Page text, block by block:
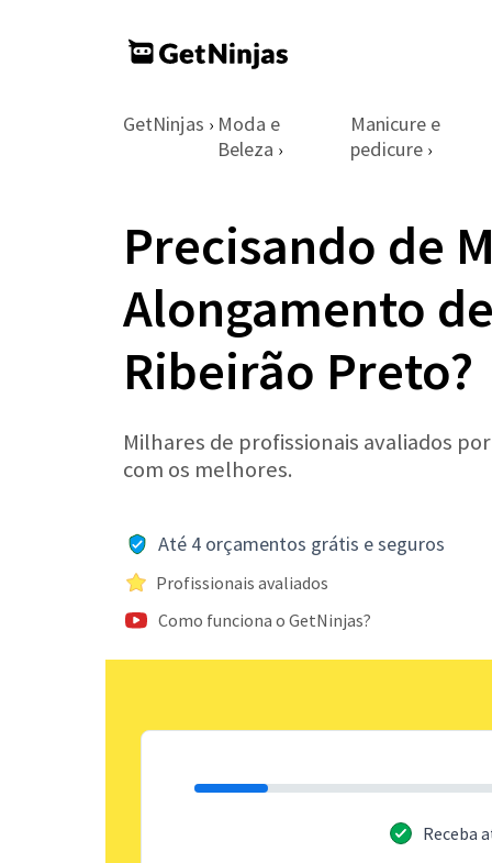
GetNinjas › Moda e
Beleza ›
Manicure e
pedicure ›
Precisando de
Alongamento
Ribeirão Preto?
Milhares de profissionais avaliados
com os melhores.
Até 4 orçamentos grátis e seguros
Profissionais avaliados
Como funciona o GetNinjas?
Receba